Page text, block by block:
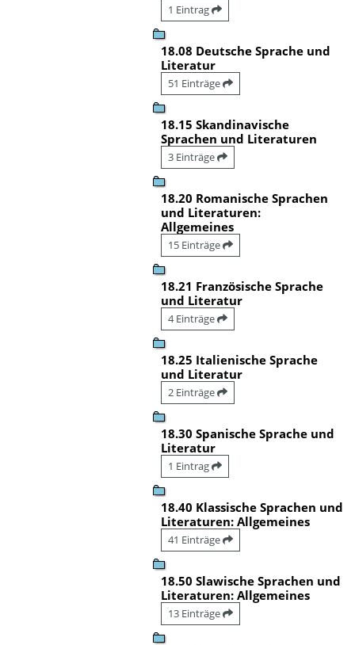
1 Eintrag
18.08 Deutsche Sprache und
Literatur
51 Einträge
18.15 Skandinavische
Sprachen und Literaturen
3 Einträge
18.20 Romanische Sprachen
und Literaturen:
Allgemeines
15 Einträge
18.21 Französische Sprache
und Literatur
4 Einträge
18.25 Italienische Sprache
und Literatur
2 Einträge
18.30 Spanische Sprache und
Literatur
1 Eintrag
18.40 Klassische Sprachen und
Literaturen: Allgemeines
41 Einträge
18.50 Slawische Sprachen und
Literaturen: Allgemeines
13 Einträge